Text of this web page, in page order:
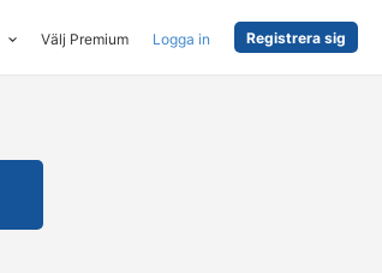
Välj Premium Logga in Registrera sig